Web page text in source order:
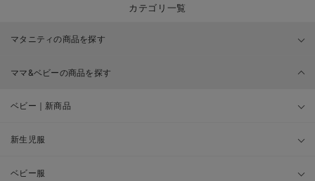
カテゴリ一覧
マタニティの商品を探す
ママ&ベビーの商品を探す
ベビー｜新商品
新生児服
ベビー服